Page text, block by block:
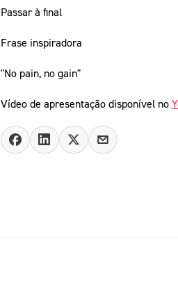
Passar à final
Frase inspiradora
"No pain, no gain"
Vídeo de apresentação disponível no